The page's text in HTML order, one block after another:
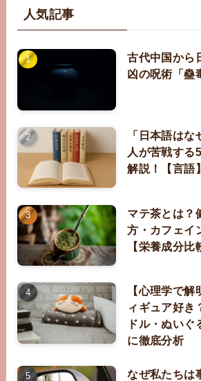
人気記事
古代中国から
凶の呪術「蠱
「日本語は
人が苦戦する
解説！【言語】
マテ茶とは？
方・カフェイ
【栄養成分比
【心理学で
ィギュア好き
ドル・ぬい
に徹底分析
なぜ私たちは